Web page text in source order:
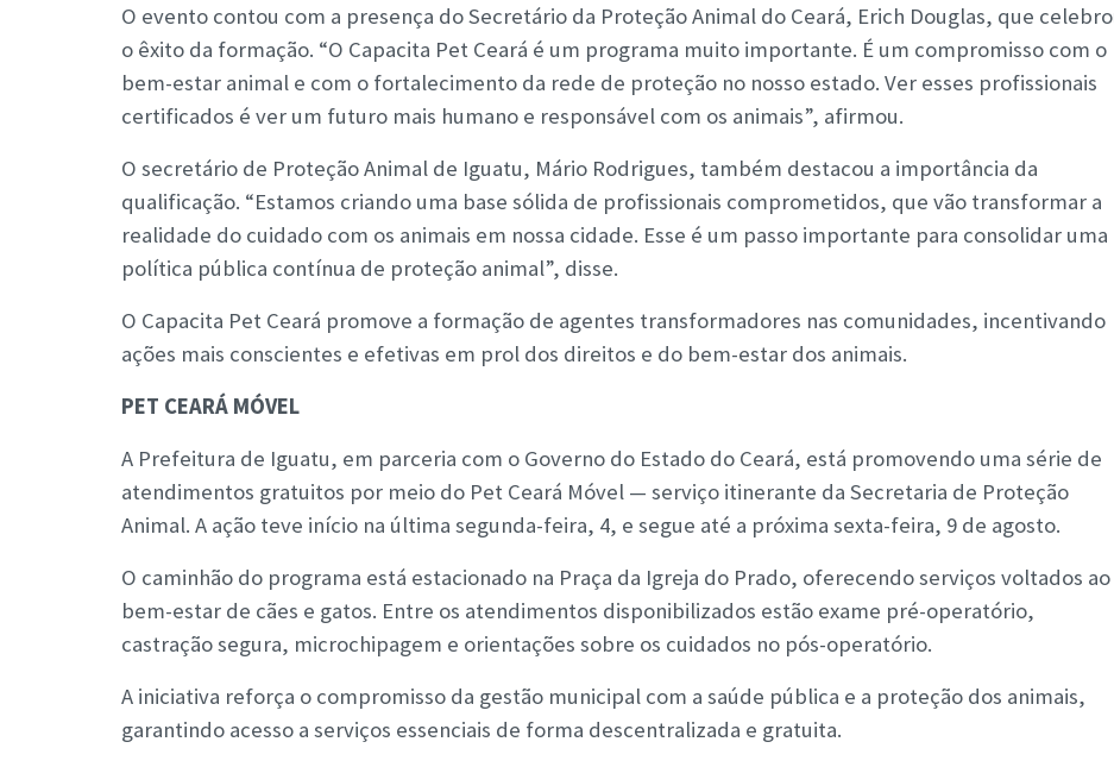
O evento contou com a presença do Secretário da Proteção Animal do Ceará, Erich Douglas, que
o êxito da formação. “O Capacita Pet Ceará é um programa muito importante. É um compromisso com o
bem-estar animal e com o fortalecimento da rede de proteção no nosso estado. Ver esses profissionais
certificados é ver um futuro mais humano e responsável com os animais”, afirmou.
O secretário de Proteção Animal de Iguatu, Mário Rodrigues, também destacou a importância da
qualificação. “Estamos criando uma base sólida de profissionais comprometidos, que vão transformar a
realidade do cuidado com os animais em nossa cidade. Esse é um passo importante para consolidar uma
política pública contínua de proteção animal”, disse.
O Capacita Pet Ceará promove a formação de agentes transformadores nas comunidades, incentivando
ações mais conscientes e efetivas em prol dos direitos e do bem-estar dos animais.
PET CEARÁ MÓVEL
A Prefeitura de Iguatu, em parceria com o Governo do Estado do Ceará, está promovendo uma série de
atendimentos gratuitos por meio do Pet Ceará Móvel — serviço itinerante da Secretaria de Proteção
Animal. A ação teve início na última segunda-feira, 4, e segue até a próxima sexta-feira, 9 de agosto.
O caminhão do programa está estacionado na Praça da Igreja do Prado, oferecendo serviços voltados ao
bem-estar de cães e gatos. Entre os atendimentos disponibilizados estão exame pré-operatório,
castração segura, microchipagem e orientações sobre os cuidados no pós-operatório.
A iniciativa reforça o compromisso da gestão municipal com a saúde pública e a proteção dos animais,
garantindo acesso a serviços essenciais de forma descentralizada e gratuita.